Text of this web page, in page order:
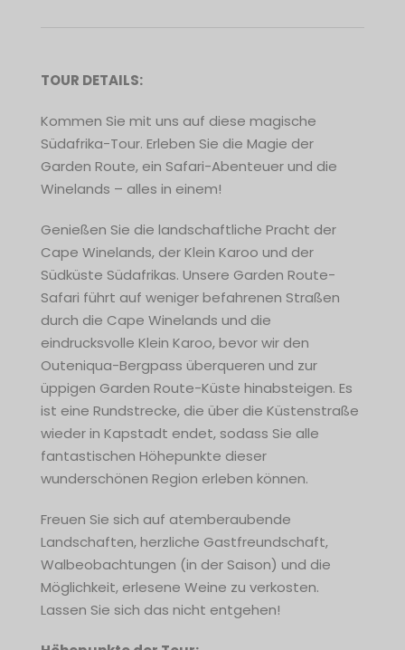
TOUR DETAILS:
Kommen Sie mit uns auf diese magische
Südafrika-Tour. Erleben Sie die Magie der
Garden Route, ein Safari-Abenteuer und die
Winelands – alles in einem!
Genießen Sie die landschaftliche Pracht der
Cape Winelands, der Klein Karoo und der
Südküste Südafrikas. Unsere Garden Route-
Safari führt auf weniger befahrenen Straßen
durch die Cape Winelands und die
eindrucksvolle Klein Karoo, bevor wir den
Outeniqua-Bergpass überqueren und zur
üppigen Garden Route-Küste hinabsteigen. Es
ist eine Rundstrecke, die über die Küstenstraße
wieder in Kapstadt endet, sodass Sie alle
fantastischen Höhepunkte dieser
wunderschönen Region erleben können.
Freuen Sie sich auf atemberaubende
Landschaften, herzliche Gastfreundschaft,
Walbeobachtungen (in der Saison) und die
Möglichkeit, erlesene Weine zu verkosten.
Lassen Sie sich das nicht entgehen!